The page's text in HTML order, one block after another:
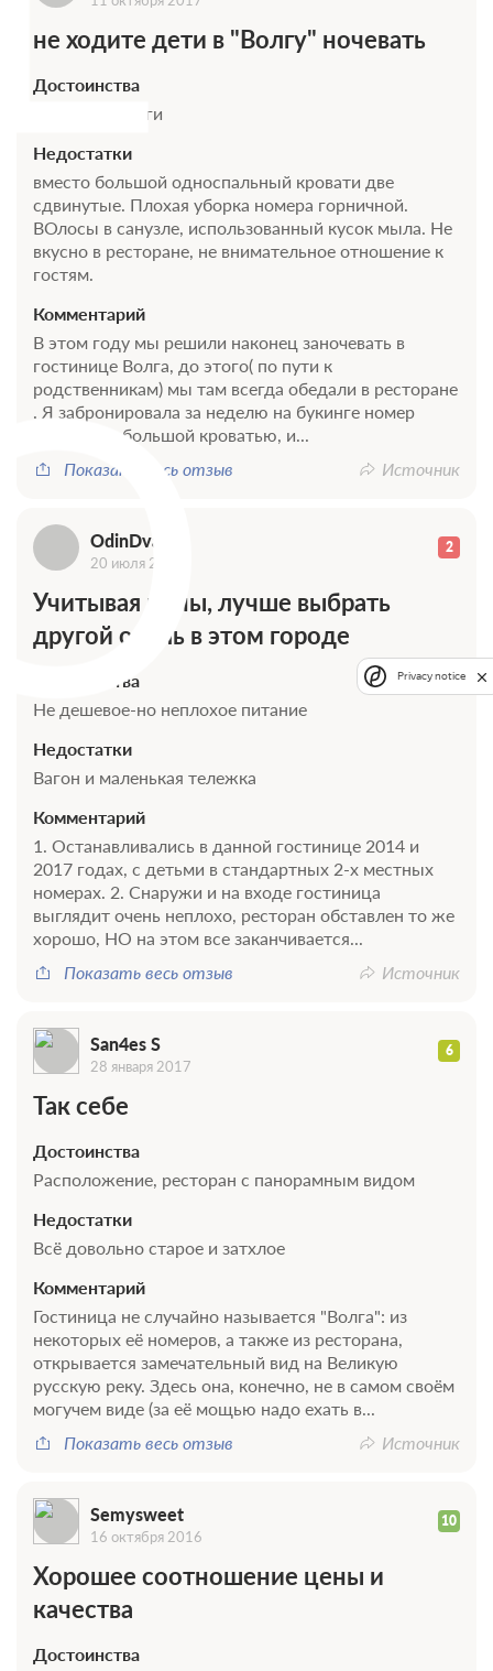
не ходите дети в "Волгу" ночевать
Достоинства
на берегу Волги
Недостатки
вместо большой односпальный кровати две
сдвинутые. Плохая уборка номера горничной.
ВОлосы в санузле, использованный кусок мыла. Не
вкусно в ресторане, не внимательное отношение к
гостям.
Комментарий
В этом году мы решили наконец заночевать в
гостинице Волга, до этого( по пути к
родственникам) мы там всегда обедали в ресторане
. Я забронировала за неделю на букинге номер
комфорт с большой кроватью, и...
Показать весь отзыв
Источник
OdinDva 2
20 июля 2017
Учитывая цены, лучше выбрать
другой отель в этом городе
Достоинства
Не дешевое-но неплохое питание
Недостатки
Вагон и маленькая тележка
Комментарий
1. Останавливались в данной гостинице 2014 и
2017 годах, с детьми в стандартных 2-х местных
номерах. 2. Снаружи и на входе гостиница
выглядит очень неплохо, ресторан обставлен то же
хорошо, НО на этом все заканчивается...
Показать весь отзыв
Источник
San4es S 6
28 января 2017
Так себе
Достоинства
Расположение, ресторан с панорамным видом
Недостатки
Всё довольно старое и затхлое
Комментарий
Гостиница не случайно называется "Волга": из
некоторых её номеров, а также из ресторана,
открывается замечательный вид на Великую
русскую реку. Здесь она, конечно, не в самом своём
могучем виде (за её мощью надо ехать в...
Показать весь отзыв
Источник
Semysweet 10
16 октября 2016
Хорошее соотношение цены и
качества
Достоинства
Privacy notice